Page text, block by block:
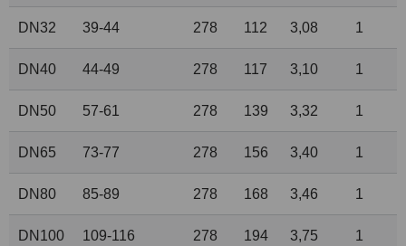
DN32 39-44 278 112 3,08 1
DN40 44-49 278 117 3,10 1
DN50 57-61 278 139 3,32 1
DN65 73-77 278 156 3,40 1
DN80 85-89 278 168 3,46 1
DN100 109-116 278 194 3,75 1